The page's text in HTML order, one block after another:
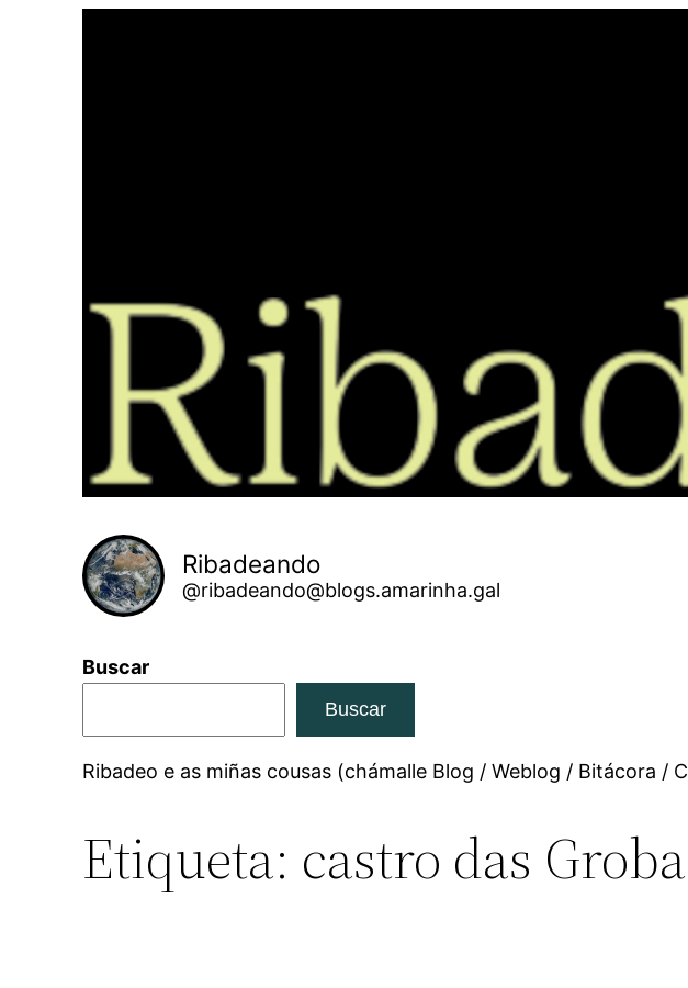
Ribadeando
@ribadeando@blogs.amarinha.gal
Buscar
Buscar
Ribadeo e as miñas cousas (chámalle Blog / Weblog / Bitácora /
Etiqueta: castro das